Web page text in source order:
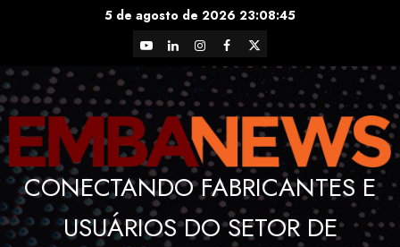
5 de agosto de 2026 23:08:46
YouTubeLinkedInInstagram
Facebook
X
CONECTANDO FABRICANTES E
USUÁRIOS DO SETOR DE